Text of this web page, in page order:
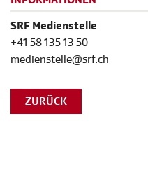
SRF Medienstelle
+41 58 135 13 50
medienstelle@srf.ch
ZURÜCK